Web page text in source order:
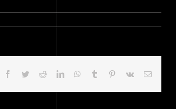
Facebook
TwitterRedditLinkedInWhatsApp
Tumblr Pinterest
Vk Email